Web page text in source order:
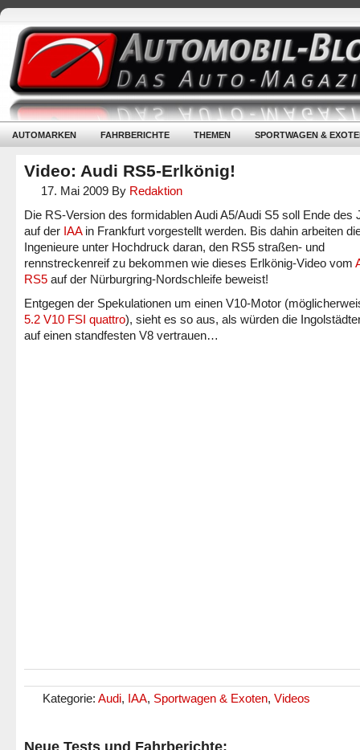
AUTOMARKEN FAHRBERICHTE THEMEN SPORTWAGEN &
Video: Audi RS5-Erlkönig!
17. Mai 2009 By Redaktion
Die RS-Version des formidablen Audi A5/Audi S5 soll Ende des
auf der IAAin Frankfurt vorgestellt werden. Bis dahin arbeiten
Ingenieure unter Hochdruck daran, den RS5 straßen- und
rennstreckenreif zu bekommen wie dieses Erlkönig-Video vom
RS5 auf der Nürburgring-Nordschleife beweist!
Entgegen der Spekulationen um einen V10-Motor
5.2 V10 FSI quattro), sieht es so aus, als würden die
auf einen standfesten V8 vertrauen…
Kategorie: Audi, IAA, Sportwagen & Exoten, Videos
Neue Tests und Fahrberichte: